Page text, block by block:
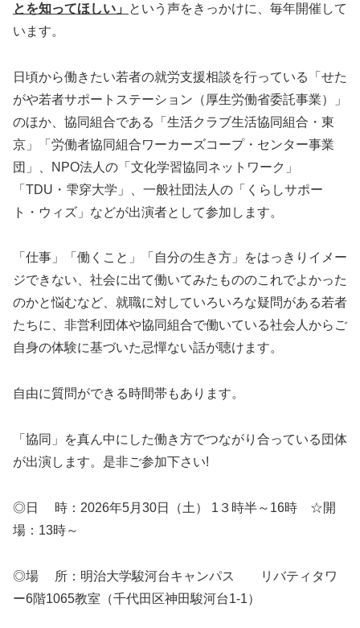
とを知ってほしい」
という声をきっかけに、毎年開催して
います。
日頃から働きたい若者の就労支援相談を行っている「せた
がや若者サポートステーション（厚生労働省委託事業）」
のほか、協同組合である「生活クラブ生活協同組合・東
京」「労働者協同組合ワーカーズコープ・センター事業
団」、NPO法人の「文化学習協同ネットワーク」
「TDU・雫穿大学」、一般社団法人の「くらしサポー
ト・ウィズ」などが出演者として参加します。
「仕事」「働くこと」「自分の生き方」をはっきりイメー
ジできない、社会に出て働いてみたもののこれでよかった
のかと悩むなど、就職に対していろいろな疑問がある若者
たちに、非営利団体や協同組合で働いている社会人からご
自身の体験に基づいた忌憚ない話が聴けます。
自由に質問ができる時間帯もあります。
「協同」を真ん中にした働き方でつながり合っている団体
が出演します。是非ご参加下さい!
◎日 時：2026年5月30日（土） 1３時半～16時 ☆開
場：13時～
◎場 所：明治大学駿河台キャンパス リバティタワ
ー6階1065教室（千代田区神田駿河台1-1）